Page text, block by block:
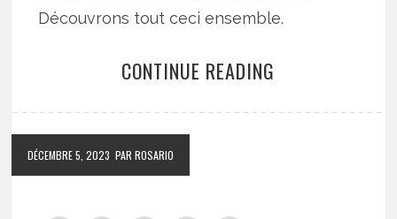
Découvrons tout ceci ensemble.
CONTINUE READING
DÉCEMBRE 5, 2023 PAR ROSARIO